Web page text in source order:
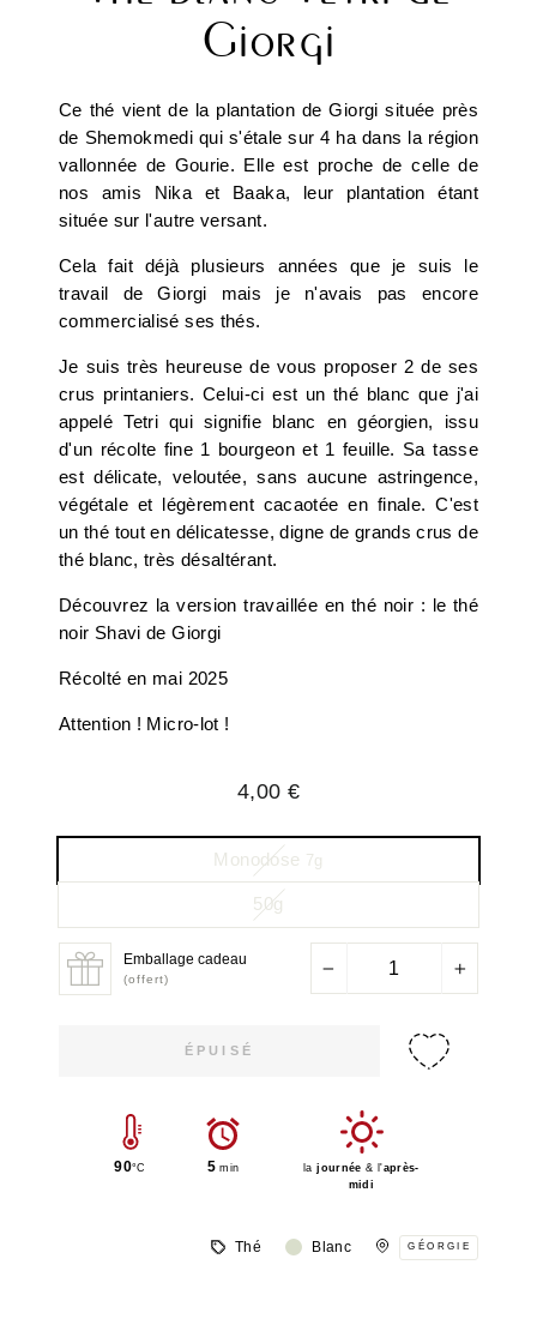
Giorgi
Ce thé vient de la plantation de Giorgi située près
de Shemokmedi qui s'étale sur 4 ha dans la région
vallonnée de Gourie. Elle est proche de celle de
nos amis Nika et Baaka, leur plantation étant
située sur l'autre versant.
Cela fait déjà plusieurs années que je suis le
travail de Giorgi mais je n'avais pas encore
commercialisé ses thés.
Je suis très heureuse de vous proposer 2 de ses
crus printaniers. Celui-ci est un thé blanc que j'ai
appelé Tetri qui signifie blanc en géorgien, issu
d'un récolte fine 1 bourgeon et 1 feuille. Sa tasse
est délicate, veloutée, sans aucune astringence,
végétale et légèrement cacaotée en finale. C'est
un thé tout en délicatesse, digne de grands crus de
thé blanc, très désaltérant.
Découvrez la version travaillée en thé noir : le thé
noir Shavi de Giorgi
Récolté en mai 2025
Attention ! Micro-lot !
Prix
4,00 €
Monodose 7g
50g
Emballage cadeau
(offert)
ÉPUISÉ
90°C 5min lajournée & l'après-
midi
Thé Blanc GÉORGIE